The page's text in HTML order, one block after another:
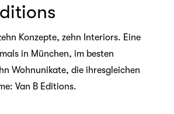
Konzepte, zehn Interiors. Eine
in München, im besten
Wohnunikate, die ihresgleichen
Van B Editions.